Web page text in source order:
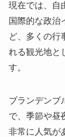
現在では、自
国際的な政治
ど、多くの行
れる観光地と
す。
ブランデンブ
で、季節や昼
非常に人気が